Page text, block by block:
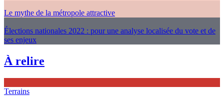
Le mythe de la métropole attractive
Élections nationales 2022 : pour une analyse localisée du vote et de
ses enjeux
À relire
Terrains